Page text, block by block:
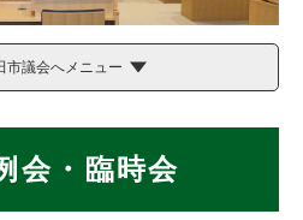
市議会へメニュー
・臨時会